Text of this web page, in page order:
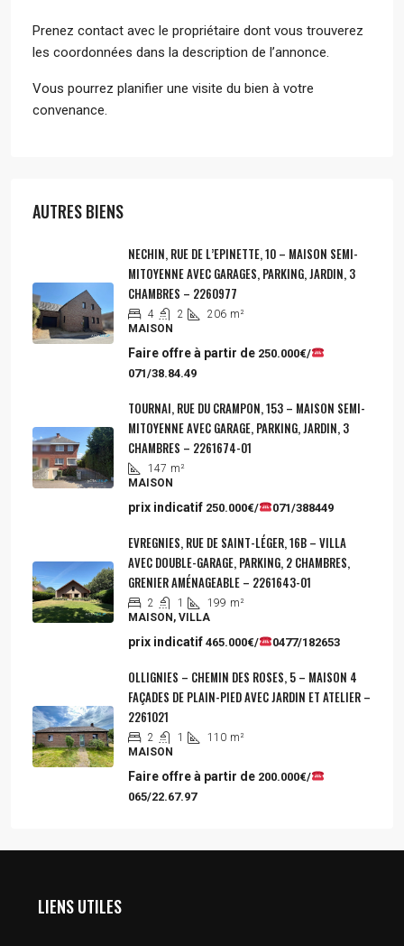
Prenez contact avec le propriétaire dont vous trouverez
les coordonnées dans la description de l’annonce.
Vous pourrez planifier une visite du bien à votre
convenance.
AUTRES BIENS
NECHIN, RUE DE L’EPINETTE, 10 – MAISON SEMI-
MITOYENNE AVEC GARAGES, PARKING, JARDIN, 3
CHAMBRES – 2260977
4 2 206 m²
MAISON
Faire offre à partir de 250.000€/
071/38.84.49
TOURNAI, RUE DU CRAMPON, 153 – MAISON SEMI-
MITOYENNE AVEC GARAGE, PARKING, JARDIN, 3
CHAMBRES – 2261674-01
147 m²
MAISON
prix indicatif 250.000€/ 071/388449
EVREGNIES, RUE DE SAINT-LÉGER, 16B – VILLA
AVEC DOUBLE-GARAGE, PARKING, 2 CHAMBRES,
GRENIER AMÉNAGEABLE – 2261643-01
2 1 199 m²
MAISON, VILLA
prix indicatif 465.000€/ 0477/182653
OLLIGNIES – CHEMIN DES ROSES, 5 – MAISON 4
FAÇADES DE PLAIN-PIED AVEC JARDIN ET ATELIER –
2261021
2 1 110 m²
MAISON
Faire offre à partir de 200.000€/
065/22.67.97
LIENS UTILES